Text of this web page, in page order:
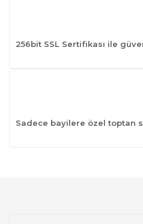
256bit SSL Sertifikası ile
Sadece bayilere özel toptan